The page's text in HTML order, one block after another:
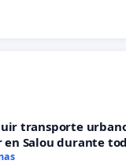
transporte
en Salou durante